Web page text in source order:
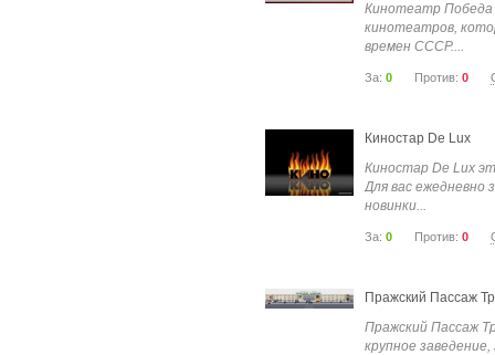
Кинотеатр Победа
кинотеатров,
времен СССР....
За: 0 Против: 0
Киностар De Lux
Киностар De Lux
Для вас ежедневно
новинки...
За: 0 Против: 0
Пражский Пассаж
Пражский Пассаж
крупное